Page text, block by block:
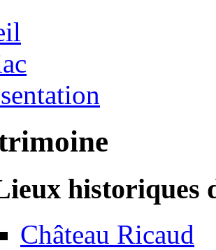
historiques
Château Ricaud